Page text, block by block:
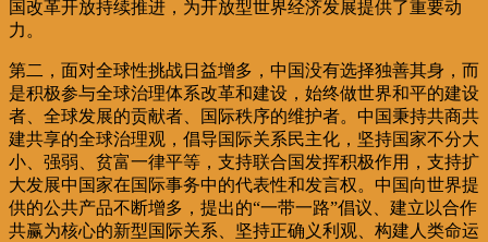
国改革开放持续推进，为开放型世界经济发展提供了重要动
力。
第二，面对全球性挑战日益增多，中国没有选择独善其身，而
是积极参与全球治理体系改革和建设，始终做世界和平的建设
者、全球发展的贡献者、国际秩序的维护者。中国秉持共商共
建共享的全球治理观，倡导国际关系民主化，坚持国家不分大
小、强弱、贫富一律平等，支持联合国发挥积极作用，支持扩
大发展中国家在国际事务中的代表性和发言权。中国向世界提
供的公共产品不断增多，提出的“一带一路”倡议、建立以合作
共赢为核心的新型国际关系、坚持正确义利观、构建人类命运